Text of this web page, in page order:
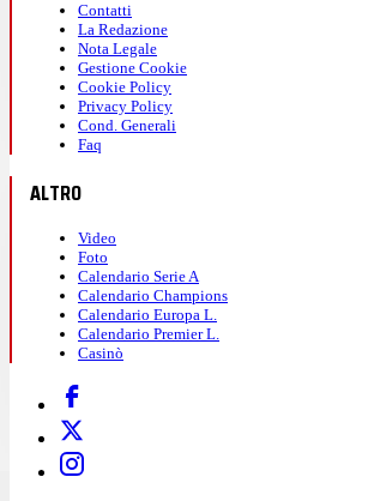
Contatti
La Redazione
Nota Legale
Gestione Cookie
Cookie Policy
Privacy Policy
Cond. Generali
Faq
ALTRO
Video
Foto
Calendario Serie A
Calendario Champions
Calendario Europa L.
Calendario Premier L.
Casinò